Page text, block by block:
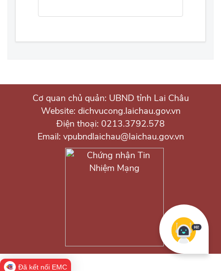
Cơ quan chủ quản: UBND tỉnh Lai Châu
Website: dichvucong.laichau.gov.vn
Điện thoại: 0213.3792.578
Email: vpubndlaichau@laichau.gov.vn
Đã kết nối EMC